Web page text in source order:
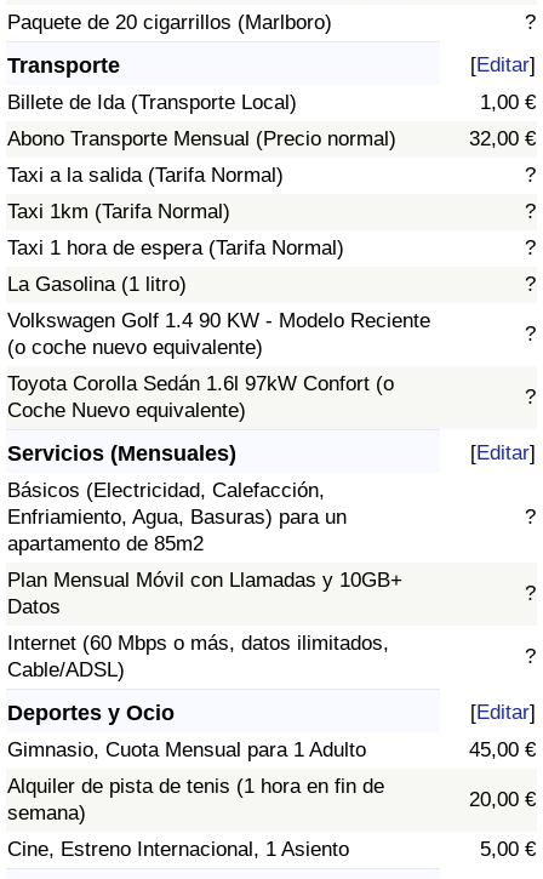
Paquete de 20 cigarrillos (Marlboro)
?
Transporte [Editar]
Billete de Ida (Transporte Local)
1,00 €
Abono Transporte Mensual (Precio normal)
32,00 €
Taxi a la salida (Tarifa Normal)
?
Taxi 1km (Tarifa Normal)
?
Taxi 1 hora de espera (Tarifa Normal)
?
La Gasolina (1 litro)
?
Volkswagen Golf 1.4 90 KW - Modelo Reciente
(o coche nuevo equivalente)
?
Toyota Corolla Sedán 1.6l 97kW Confort (o
Coche Nuevo equivalente)
?
Servicios (Mensuales) [Editar]
Básicos (Electricidad, Calefacción,
Enfriamiento, Agua, Basuras) para un
apartamento de 85m2
?
Plan Mensual Móvil con Llamadas y 10GB+
Datos
?
Internet (60 Mbps o más, datos ilimitados,
Cable/ADSL)
?
Deportes y Ocio [Editar]
Gimnasio, Cuota Mensual para 1 Adulto
45,00 €
Alquiler de pista de tenis (1 hora en fin de
semana)
20,00 €
Cine, Estreno Internacional, 1 Asiento 5,00 €
Índice de Tráfico por País